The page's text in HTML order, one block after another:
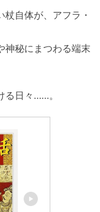
自体が、アフラ・
神秘にまつわる端末
る日々……。